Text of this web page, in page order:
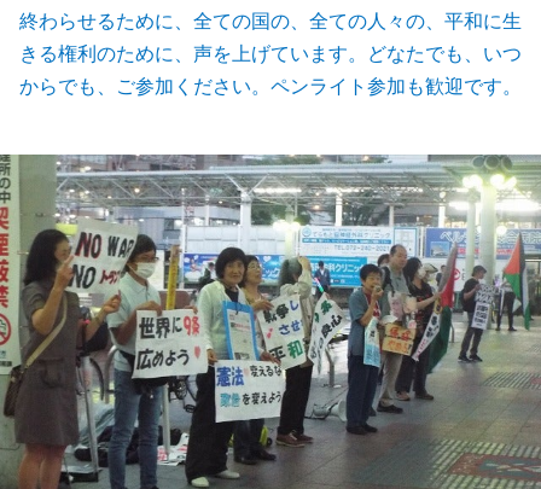
終わらせるために、全ての国の、全ての人々の、平和に生
きる権利のために、声を上げています。どなたでも、いつ
からでも、ご参加ください。ペンライト参加も歓迎です。